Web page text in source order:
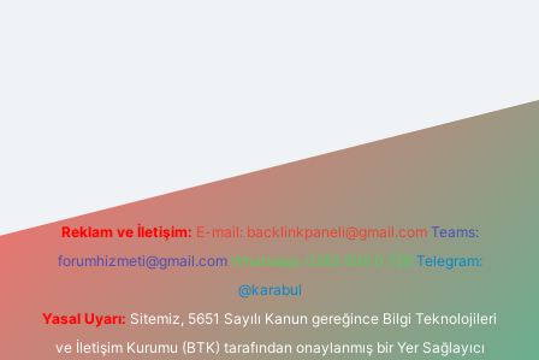
Reklam ve İletişim: E-mail: backlinkpaneli@gmail.com Teams:
forumhizmeti@gmail.com Whatsapp: 0262 606 0 726 Telegram:
@karabul
Yasal Uyarı: Sitemiz, 5651 Sayılı Kanun gereğince Bilgi Teknolojileri
ve İletişim Kurumu (BTK) tarafından onaylanmış bir Yer Sağlayıcı